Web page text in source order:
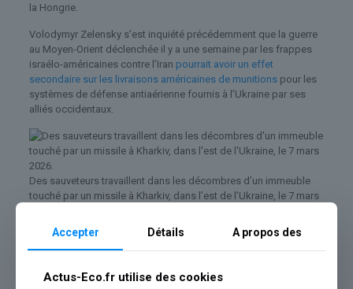
la Hongrie.
Volodymyr Zelensky s’est inquiété précédemment que la guerre
au Moyen-Orient déclenchée il y a une semaine par les frappes
israélo-américaines contre l’Iran pourrait avoir un effet
secondaire sur les livraisons américaines de munitionspour les
systèmes de défense antiaérienne fournis à l’Ukraine par ses
alliés occidentaux.
Des sauveteurs travaillent dans les décombres d’un immeuble
touché par un missile à Kharkiv, dans l’est de l’Ukraine, le 7 mars
Moscou a visé le territoire ukrainien avec « 29 missiles, presque
tous balistiques, et 480 drones », a-t-il indiqué samedi.
Kiev va envoyer « prochainement » des militaires au Moyen-Orient
Accepter Détails A propos des
Actus-Eco.fr utilise des cookies